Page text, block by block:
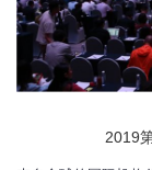
2019第